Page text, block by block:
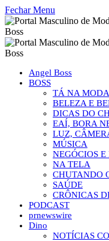
Fechar Menu
Angel Boss
BOSS
TÁ NA MODA
BELEZA E
DICAS DO
EAÍ, BORA
LUZ,
MÚSICA
NEGÓCIOS
NA TELA
CHUTANDO
SAÚDE
CRÔNICAS
PODCAST
prnewswire
Dino
NOTÍCIAS